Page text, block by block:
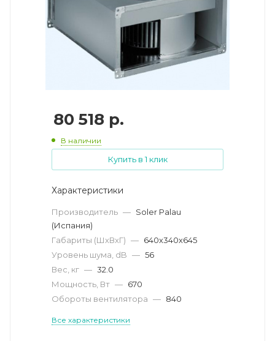
80 518 р.
В наличии
Купить в 1 клик
Характеристики
Производитель — Soler Palau
(Испания)
Габариты (ШхВхГ) — 640х340х645
Уровень шума, dB — 56
Вес, кг — 32.0
Мощность, Вт — 670
Обороты вентилятора — 840
Все характеристики